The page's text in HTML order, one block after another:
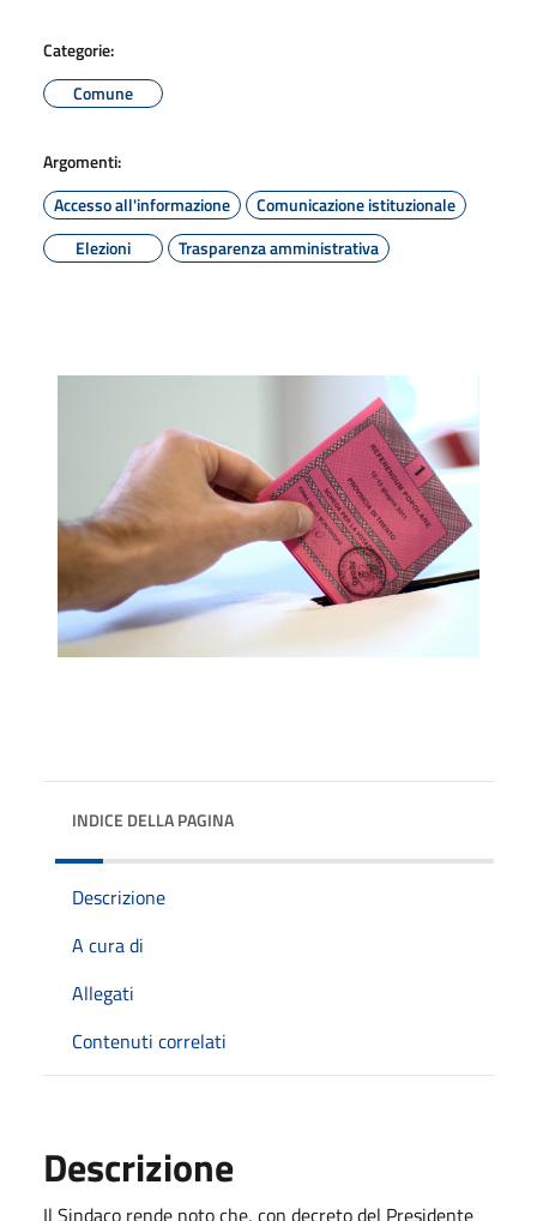
Categorie:
Comune
Argomenti:
Accesso all'informazione
Comunicazione istituzionale
Elezioni
Trasparenza amministrativa
INDICE DELLA PAGINA
Descrizione
A cura di
Allegati
Contenuti correlati
Descrizione
Il Sindaco rende noto che, con decreto del Presidente